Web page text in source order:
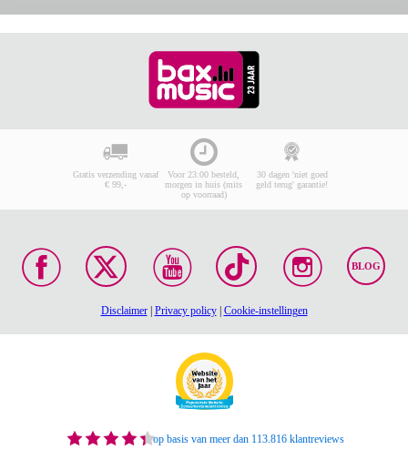
Gratis verzending vanaf
€ 99,-
Voor 23:00 besteld,
morgen in huis (mits
op voorraad)
30 dagen 'niet goed
geld terug' garantie!
BLOG
Disclaimer| Privacy policy| Cookie-instellingen
op basis van meer dan 113.816 klantreviews